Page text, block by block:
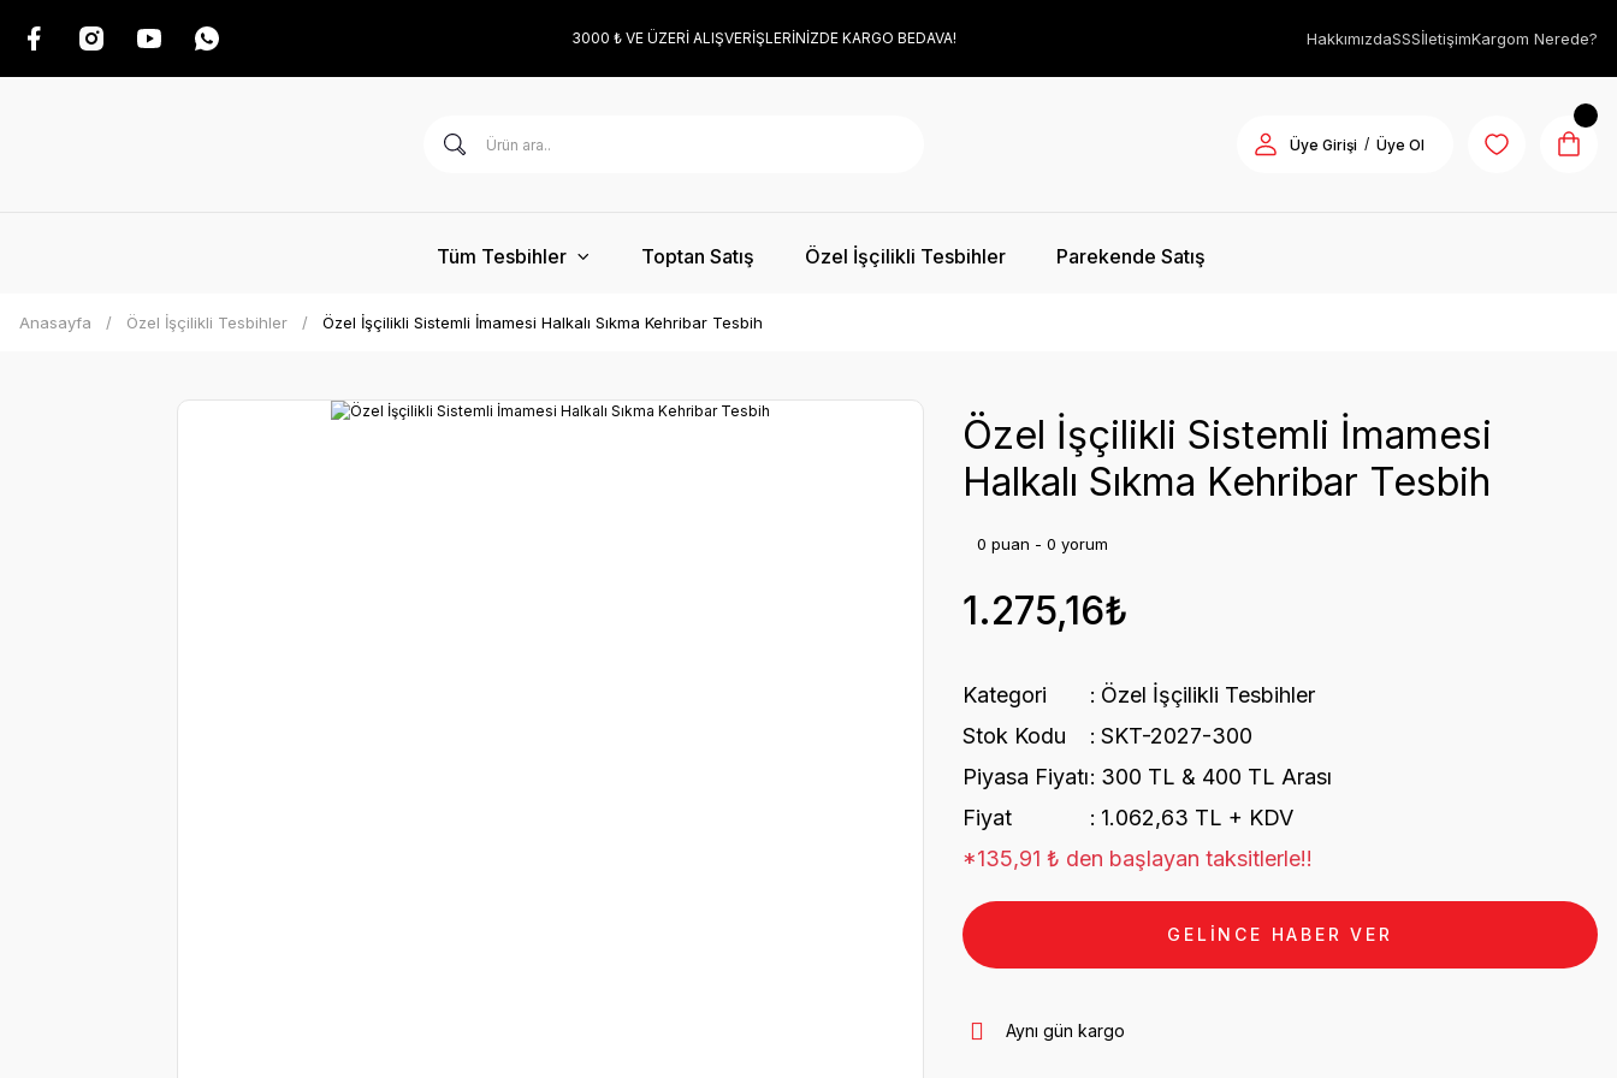
3000 ₺ VE ÜZERİ ALIŞVERİŞLERİNİZDE KARGO BEDAVA! HakkımızdaSSSİletişimKargom Nerede?
Üye Girişi / Üye Ol
Tüm Tesbihler Toptan Satış Özel İşçilikli Tesbihler Parekende Satış
Anasayfa Özel İşçilikli Tesbihler Özel İşçilikli Sistemli İmamesi Halkalı Sıkma Kehribar Tesbih
Özel İşçilikli Sistemli İmamesi
Halkalı Sıkma Kehribar Tesbih
0 puan - 0 yorum
1.275,16₺
Kategori
Özel İşçilikli Tesbihler
Stok Kodu
SKT-2027-300
Piyasa Fiyatı 300 TL & 400 TL Arası
Fiyat
1.062,63 TL + KDV
*135,91 ₺ den başlayan taksitlerle!!
GELİNCE HABER VER
Aynı gün kargo